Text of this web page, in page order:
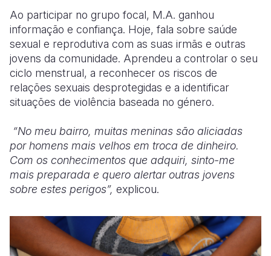
Ao participar no grupo focal, M.A. ganhou
informação e confiança. Hoje, fala sobre saúde
sexual e reprodutiva com as suas irmãs e outras
jovens da comunidade. Aprendeu a controlar o seu
ciclo menstrual, a reconhecer os riscos de
relações sexuais desprotegidas e a identificar
situações de violência baseada no género.
“No meu bairro, muitas meninas são aliciadas
por homens mais velhos em troca de dinheiro.
Com os conhecimentos que adquiri, sinto-me
mais preparada e quero alertar outras jovens
sobre estes perigos”, explicou.